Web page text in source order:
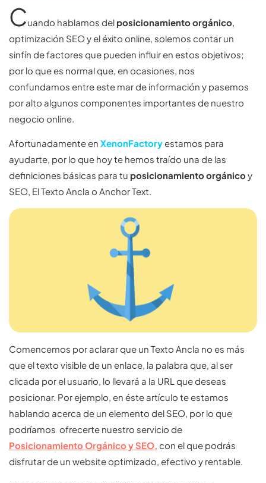
Cuando hablamos del posicionamiento orgánico,
optimización SEO y el éxito online, solemos contar un
sinfín de factores que pueden influir en estos objetivos;
por lo que es normal que, en ocasiones, nos
confundamos entre este mar de información y pasemos
por alto algunos componentes importantes de nuestro
negocio online.
Afortunadamente en XenonFactoryestamos para
ayudarte, por lo que hoy te hemos traído una de las
definiciones básicas para tu posicionamiento orgánicoy
SEO, El Texto Ancla o Anchor Text.
Comencemos por aclarar que un Texto Ancla no es más
que el texto visible de un enlace, la palabra que, al ser
clicada por el usuario, lo llevará a la URL que deseas
posicionar. Por ejemplo, en éste artículo te estamos
hablando acerca de un elemento del SEO, por lo que
podríamos ofrecerte nuestro servicio de
Posicionamiento Orgánico y SEO, con el que podrás
disfrutar de un website optimizado, efectivo y rentable.